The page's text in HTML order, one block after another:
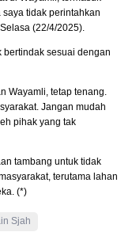
tidak perintahkan
(22/4/2025).
bertindak sesuai dengan
Wayamli, tetap tenang.
Jangan mudah
pihak yang tak
tambang untuk tidak
terutama lahan
(*)
Sjah